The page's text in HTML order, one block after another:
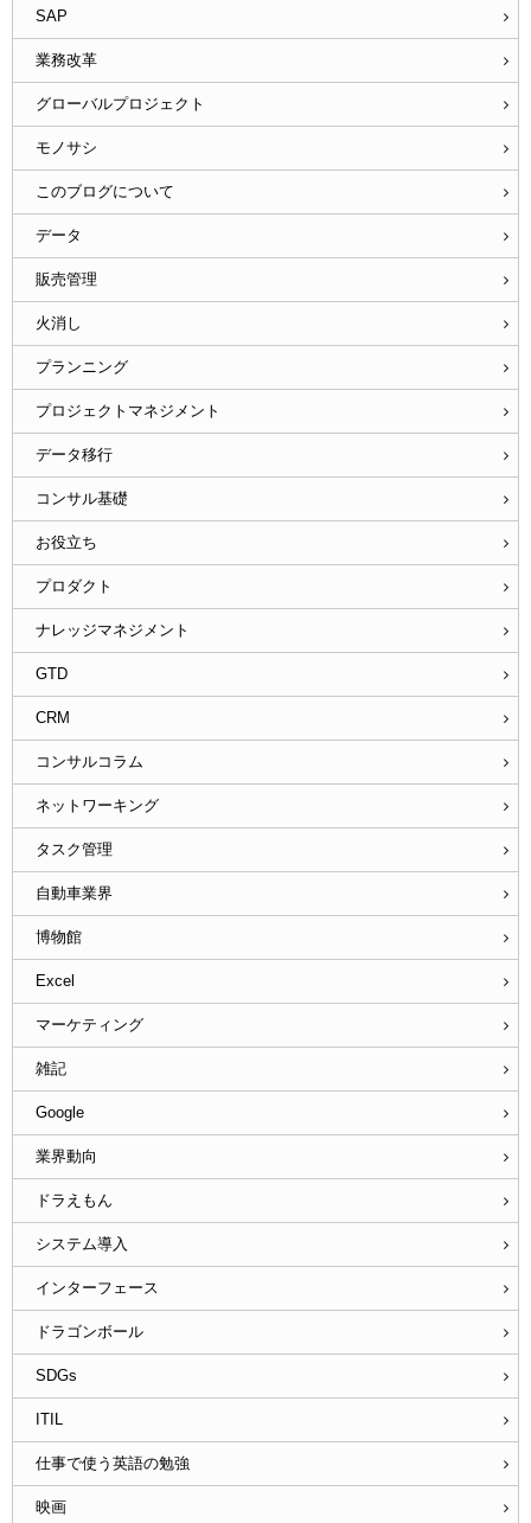
SAP
業務改革
グローバルプロジェクト
モノサシ
このブログについて
データ
販売管理
火消し
プランニング
プロジェクトマネジメント
データ移行
コンサル基礎
お役立ち
プロダクト
ナレッジマネジメント
GTD
CRM
コンサルコラム
ネットワーキング
タスク管理
自動車業界
博物館
Excel
マーケティング
雑記
Google
業界動向
ドラえもん
システム導入
インターフェース
ドラゴンボール
SDGs
ITIL
仕事で使う英語の勉強
映画